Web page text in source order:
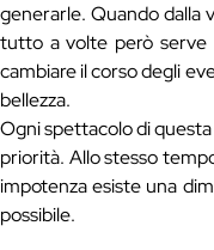
generarle. Quando dalla
tutto a volte però serve
cambiare il corso degli
bellezza.
Ogni spettacolo di
priorità. Allo stesso
impotenza esiste una
possibile.